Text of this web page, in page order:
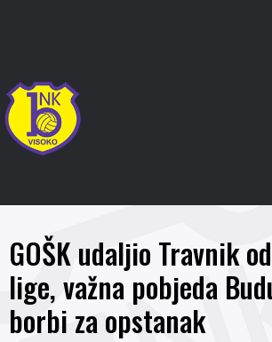
GOŠK udaljio Travnik
lige, važna pobjeda
borbi za opstanak